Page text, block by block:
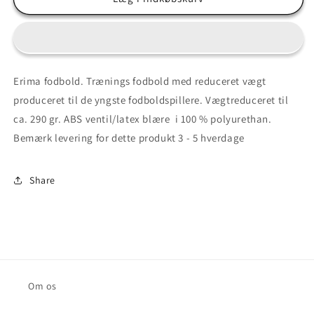
Lite
4
Lite
4
Erima fodbold. Trænings fodbold med reduceret vægt
produceret til de yngste fodboldspillere. Vægtreduceret til
ca. 290 gr. ABS ventil/latex blære i 100 % polyurethan.
Bemærk levering for dette produkt 3 - 5 hverdage
Share
Om os